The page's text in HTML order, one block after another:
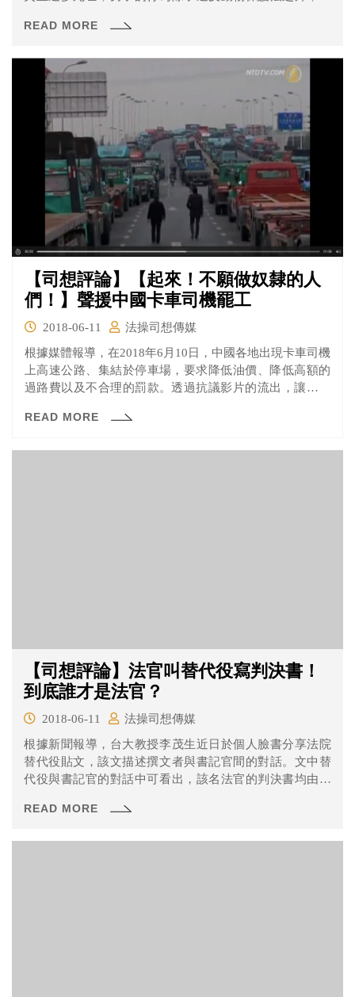
READ MORE
【司想評論】【起來！不願做奴隸的人
們！】聲援中國卡車司機罷工
2018-06-11
法操司想傳媒
根據媒體報導，在2018年6月10日，中國各地出現卡車司機
上高速公路、集結於停車場，要求降低油價、降低高額的
過路費以及不合理的罰款。透過抗議影片的流出，讓我們
計與權利，走上街頭抗爭。
READ MORE
【司想評論】法官叫替代役寫判決書！
到底誰才是法官？
2018-06-11
法操司想傳媒
根據新聞報導，台大教授李茂生近日於個人臉書分享法院
替代役貼文，該文描述撰文者與書記官間的對話。文中替
代役與書記官的對話中可看出，該名法官的判決書均由替
成的判決書內填上刑度及簽名。此文一出引發眾多回響。
READ MORE